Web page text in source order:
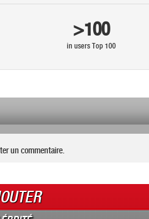
>100
in users Top 100
un commentaire.